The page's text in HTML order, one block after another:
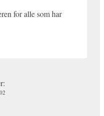
for alle som har